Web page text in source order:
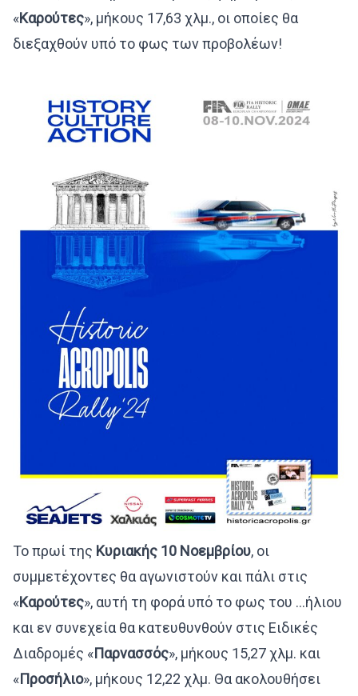
«Καρούτες», μήκους 17,63 χλμ., οι οποίες θα
διεξαχθούν υπό το φως των προβολέων!
Το πρωί της Κυριακής 10 Νοεμβρίου, οι
συμμετέχοντες θα αγωνιστούν και πάλι στις
«Καρούτες», αυτή τη φορά υπό το φως του …ήλιου
και εν συνεχεία θα κατευθυνθούν στις Ειδικές
Διαδρομές «Παρνασσός», μήκους 15,27 χλμ. και
«Προσήλιο», μήκους 12,22 χλμ. Θα ακολουθήσει